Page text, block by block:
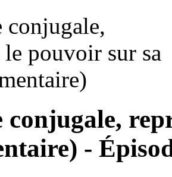
conjugale,
-